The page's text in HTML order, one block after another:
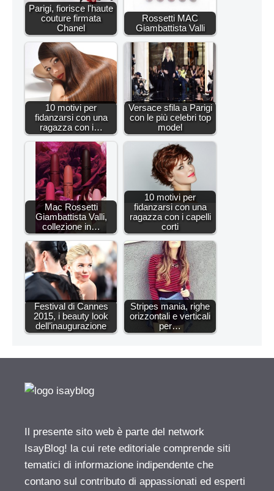
Parigi, fiorisce l'haute
couture firmata
Chanel
Rossetti MAC
Giambattista Valli
10 motivi per
fidanzarsi con una
ragazza con i…
Versace sfila a Parigi
con le più celebri top
model
Mac Rossetti
Giambattista Valli,
collezione in…
10 motivi per
fidanzarsi con una
ragazza con i capelli
corti
Festival di Cannes
2015, i beauty look
dell’inaugurazione
Stripes mania, righe
orizzontali e verticali
per…
Il presente sito web è parte del network
IsayBlog! la cui rete editoriale comprende siti
tematici di informazione indipendente che
contano sul contributo di appassionati ed esperti